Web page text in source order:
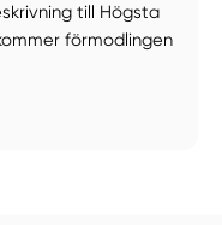
till Högsta
förmodlingen